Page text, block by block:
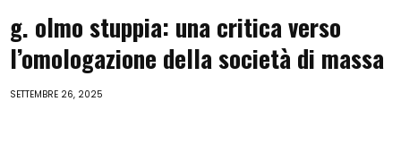
g. olmo stuppia: una critica verso
l’omologazione della società di massa
SETTEMBRE 26, 2025